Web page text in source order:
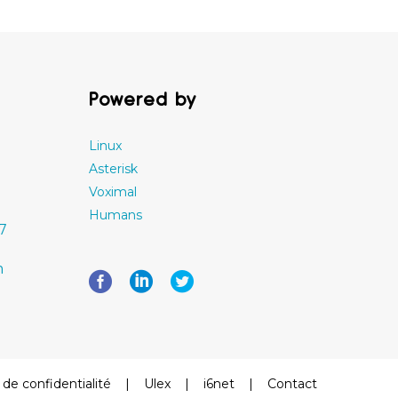
Powered by
Linux
Asterisk
Voximal
Humans
confidentialité | Ulex | i6net | Contact